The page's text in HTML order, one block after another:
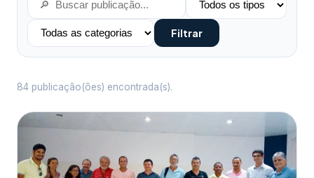
Filtrar
84 publicação(ões) encontrada(s).